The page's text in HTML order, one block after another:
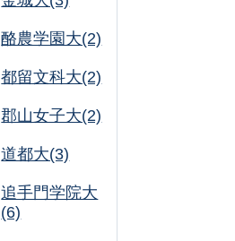
酪農学園大(2)
都留文科大(2)
郡山女子大(2)
道都大(3)
追手門学院大
(6)